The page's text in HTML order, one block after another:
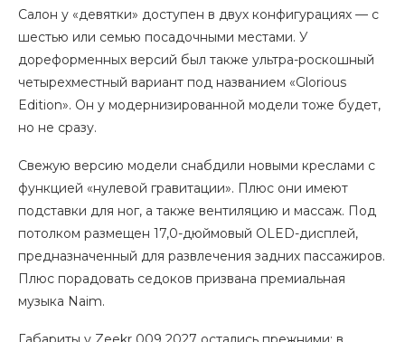
Салон у «девятки» доступен в двух конфигурациях — с
шестью или семью посадочными местами. У
дореформенных версий был также ультра-роскошный
четырехместный вариант под названием «Glorious
Edition». Он у модернизированной модели тоже будет,
но не сразу.
Свежую версию модели снабдили новыми креслами с
функцией «нулевой гравитации». Плюс они имеют
подставки для ног, а также вентиляцию и массаж. Под
потолком размещен 17,0-дюймовый OLED-дисплей,
предназначенный для развлечения задних пассажиров.
Плюс порадовать седоков призвана премиальная
музыка Naim.